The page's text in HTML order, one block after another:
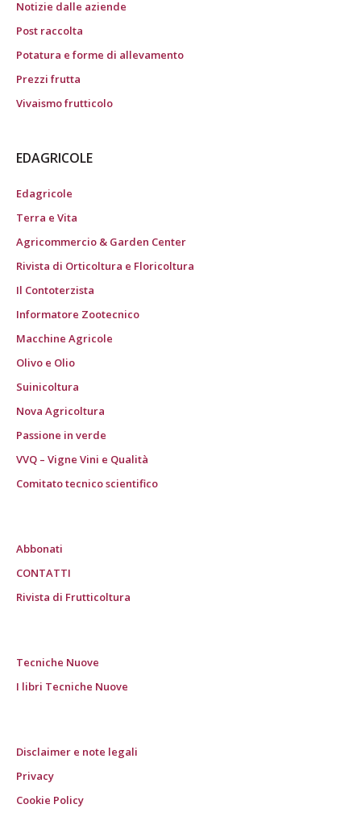
Notizie dalle aziende
Post raccolta
Potatura e forme di allevamento
Prezzi frutta
Vivaismo frutticolo
EDAGRICOLE
Edagricole
Terra e Vita
Agricommercio & Garden Center
Rivista di Orticoltura e Floricoltura
Il Contoterzista
Informatore Zootecnico
Macchine Agricole
Olivo e Olio
Suinicoltura
Nova Agricoltura
Passione in verde
VVQ – Vigne Vini e Qualità
Comitato tecnico scientifico
Abbonati
CONTATTI
Rivista di Frutticoltura
Tecniche Nuove
I libri Tecniche Nuove
Disclaimer e note legali
Privacy
Cookie Policy